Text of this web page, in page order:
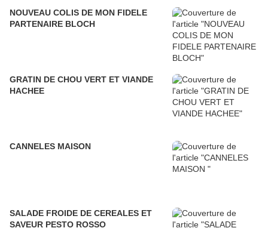
NOUVEAU COLIS DE MON FIDELE
PARTENAIRE BLOCH
GRATIN DE CHOU VERT ET VIANDE
HACHEE
CANNELES MAISON
SALADE FROIDE DE CEREALES ET
SAVEUR PESTO ROSSO